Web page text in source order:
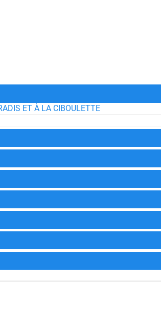
ET À LA CIBOULETTE